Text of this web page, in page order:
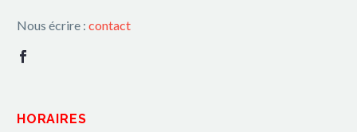
Nous écrire : contact
HORAIRES